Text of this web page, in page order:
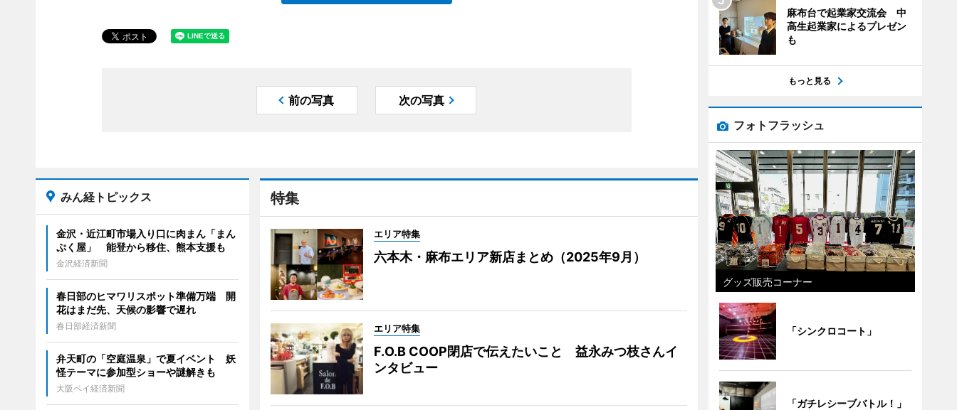
前の写真 次の写真
特集
エリア特集
六本木・麻布エリア新店まとめ（2025年9月）
エリア特集
F.O.B COOP閉店で伝えたいこと 益永みつ枝さんイ
ンタビュー
みん経トピックス
金沢・近江町市場入り口に肉まん「まん
ぷく屋」 能登から移住、熊本支援も
金沢経済新聞
春日部のヒマワリスポット準備万端 開
花はまだ先、天候の影響で遅れ
春日部経済新聞
弁天町の「空庭温泉」で夏イベント 妖
怪テーマに参加型ショーや謎解きも
大阪ベイ経済新聞
麻布台で起業家交流会 中
高生起業家によるプレゼン
も
もっと見る
フォトフラッシュ
グッズ販売コーナー
「シンクロコート」
「ガチレシーブバトル！」